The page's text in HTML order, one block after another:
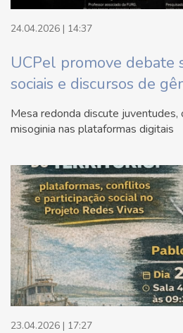
24.04.2026 | 14:37
UCPel promove debate
sociais e discursos de
Mesa redonda discute juventudes,
misoginia nas plataformas digitais
23.04.2026 | 17:27